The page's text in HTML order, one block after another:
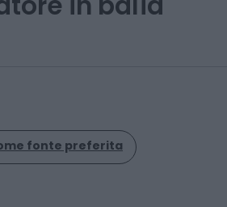
in balia